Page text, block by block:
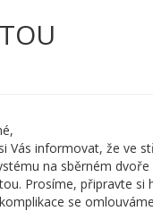
Vás informovat, že ve
na sběrném
Prosíme, připravte si
se